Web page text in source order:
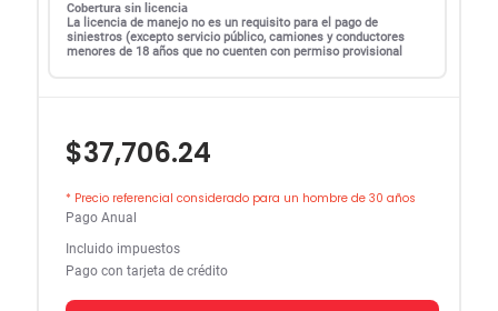
Cobertura sin licencia
La licencia de manejo no es un requisito para el pago de
siniestros (excepto servicio público, camiones y conductores
menores de 18 años que no cuenten con permiso provisional
$37,706.24
* Precio referencial considerado para un hombre de 30 años
Pago Anual
Incluido impuestos
Pago con tarjeta de crédito